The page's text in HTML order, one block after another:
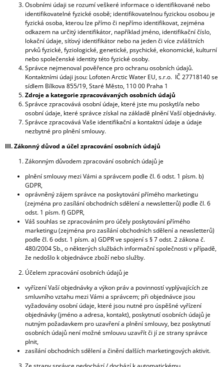
Osobními údaji se rozumí veškeré informace o identifikované nebo
identifikovatelné fyzické osobě; identifikovatelnou fyzickou osobou je
fyzická osoba, kterou lze přímo či nepřímo identifikovat, zejména
odkazem na určitý identifikátor, například jméno, identifikační číslo,
lokační údaje, síťový identifikátor nebo na jeden či více zvláštních
prvků fyzické, fyziologické, genetické, psychické, ekonomické, kulturní
nebo společenské identity této fyzické osoby.
Správce nejmenoval pověřence pro ochranu osobních údajů.
Kontaktními údaji jsou: Lofoten Arctic Water EU, s.r.o. IČ 27718140se
sídlem Bílkova 855/19, Staré Město, 110 00 Praha 1
Zdroje a kategorie zpracovávaných osobních údajů
Správce zpracovává osobní údaje, které jste mu poskytl/a nebo
osobní údaje, které správce získal na základě plnění Vaší objednávky.
Správce zpracovává Vaše identifikační a kontaktní údaje a údaje
nezbytné pro plnění smlouvy.
III. Zákonný důvod a účel zpracování osobních údajů
Zákonným důvodem zpracování osobních údajů je
plnění smlouvy mezi Vámi a správcem podle čl. 6 odst. 1 písm. b)
GDPR,
oprávněný zájem správce na poskytování přímého marketingu
(zejména pro zasílání obchodních sdělení a newsletterů) podle čl. 6
odst. 1 písm. f) GDPR,
Váš souhlas se zpracováním pro účely poskytování přímého
marketingu (zejména pro zasílání obchodních sdělení a newsletterů)
podle čl. 6 odst. 1 písm. a) GDPR ve spojení s § 7 odst. 2 zákona č.
480/2004 Sb., o některých službách informační společnosti v případě,
že nedošlo k objednávce zboží nebo služby.
Účelem zpracování osobních údajů je
vyřízení Vaší objednávky a výkon práv a povinností vyplývajících ze
smluvního vztahu mezi Vámi a správcem; při objednávce jsou
vyžadovány osobní údaje, které jsou nutné pro úspěšné vyřízení
objednávky (jméno a adresa, kontakt), poskytnutí osobních údajů je
nutným požadavkem pro uzavření a plnění smlouvy, bez poskytnutí
osobních údajů není možné smlouvu uzavřít či jí ze strany správce
plnit,
zasílání obchodních sdělení a činění dalších marketingových aktivit.
HLEDAT
E
M
PERLIVÁ
VODA
BALENÍ
Kč